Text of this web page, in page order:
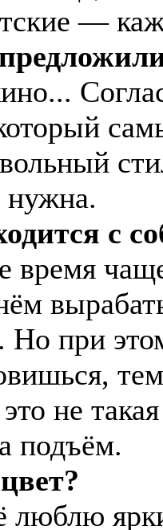
—
нужна.
с
Но при
не
подъём.